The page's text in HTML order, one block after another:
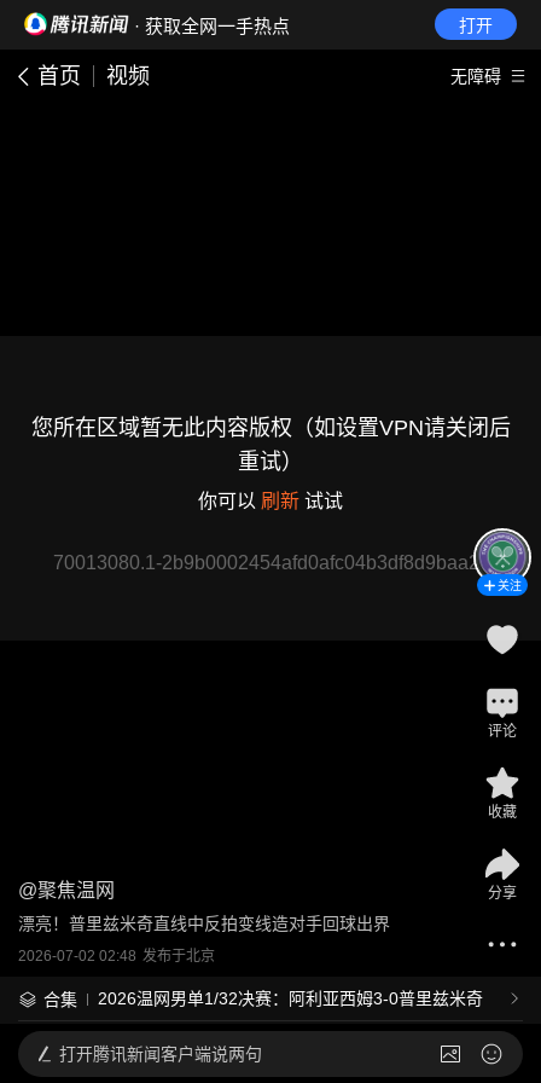
· 获取全网一手热点 打开
首页 视频 无障碍
您所在区域暂无此内容版权（如设置VPN请关闭后
重试）
你可以 刷新 试试
70013080.1-2b9b0002454afd0afc04b3df8d9baa2c
@聚焦温网
漂亮！普里兹米奇直线中反拍变线造对手回球出界
2026-07-02 02:48 发布于北京
合集 2026温网男单1/32决赛：阿利亚西姆3-0普里兹米奇
关注
评论
收藏
分享
打开腾讯新闻客户端说两句